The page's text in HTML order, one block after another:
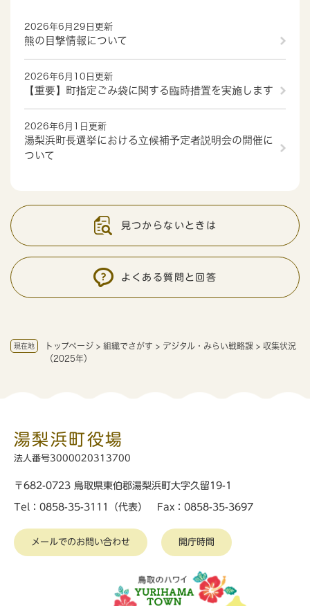
現在地 トップページ > 組織でさがす > デジタル・みらい戦略課 > 収集状況
（2025年）
2026年6月29日更新
熊の目撃情報について
2026年6月10日更新
【重要】町指定ごみ袋に関する臨時措置を実施します
2026年6月1日更新
湯梨浜町長選挙における立候補予定者説明会の開催に
ついて
見つからないときは
よくある質問と回答
湯梨浜町役場
法人番号3000020313700
〒682-0723 鳥取県東伯郡湯梨浜町大字久留19-1
Tel：0858-35-3111（代表） Fax：0858-35-3697
メールでのお問い合わせ 開庁時間